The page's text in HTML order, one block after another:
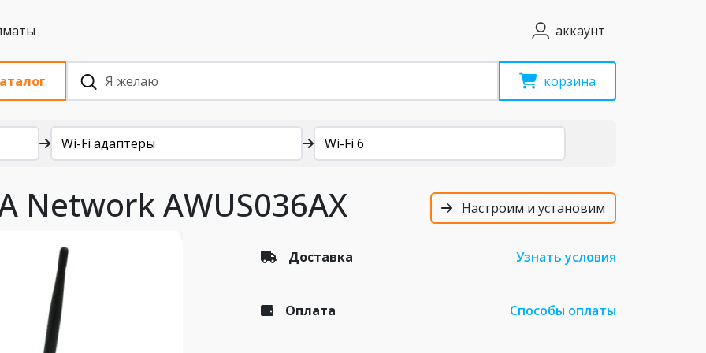
НДС, Алматы аккаунт
корзина
Wi-Fi адаптеры Wi-Fi 6
Network AWUS036AX Настроим и установим
Доставка Узнать условия
Оплата Способы оплаты